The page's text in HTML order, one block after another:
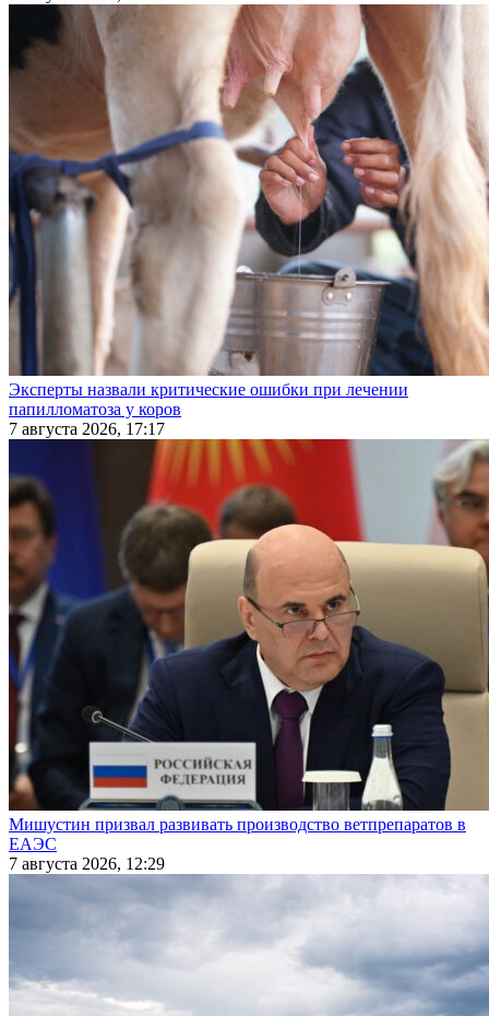
Эксперты назвали критические ошибки при лечении
папилломатоза у коров
7 августа 2026, 17:17
Мишустин призвал развивать производство ветпрепаратов в
ЕАЭС
7 августа 2026, 12:29